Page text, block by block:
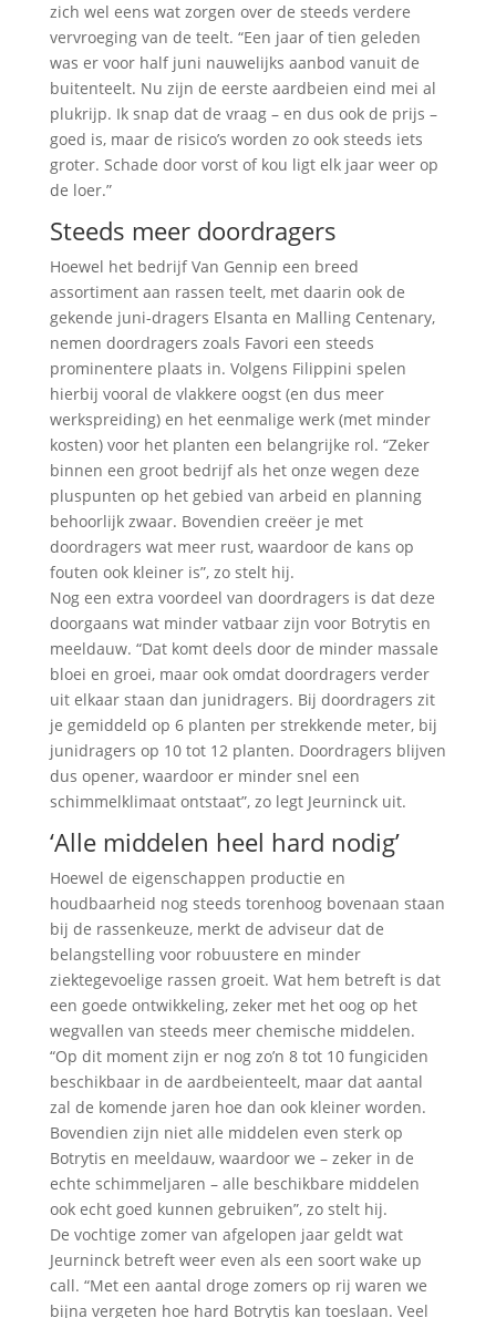
zich wel eens wat zorgen over de steeds verdere
vervroeging van de teelt. “Een jaar of tien geleden
was er voor half juni nauwelijks aanbod vanuit de
buitenteelt. Nu zijn de eerste aardbeien eind mei al
plukrijp. Ik snap dat de vraag – en dus ook de prijs –
goed is, maar de risico’s worden zo ook steeds iets
groter. Schade door vorst of kou ligt elk jaar weer op
de loer.”
Steeds meer doordragers
Hoewel het bedrijf Van Gennip een breed
assortiment aan rassen teelt, met daarin ook de
gekende juni-dragers Elsanta en Malling Centenary,
nemen doordragers zoals Favori een steeds
prominentere plaats in. Volgens Filippini spelen
hierbij vooral de vlakkere oogst (en dus meer
werkspreiding) en het eenmalige werk (met minder
kosten) voor het planten een belangrijke rol. “Zeker
binnen een groot bedrijf als het onze wegen deze
pluspunten op het gebied van arbeid en planning
behoorlijk zwaar. Bovendien creëer je met
doordragers wat meer rust, waardoor de kans op
fouten ook kleiner is”, zo stelt hij.
Nog een extra voordeel van doordragers is dat deze
doorgaans wat minder vatbaar zijn voor Botrytis en
meeldauw. “Dat komt deels door de minder massale
bloei en groei, maar ook omdat doordragers verder
uit elkaar staan dan junidragers. Bij doordragers zit
je gemiddeld op 6 planten per strekkende meter, bij
junidragers op 10 tot 12 planten. Doordragers blijven
dus opener, waardoor er minder snel een
schimmelklimaat ontstaat”, zo legt Jeurninck uit.
‘Alle middelen heel hard nodig’
Hoewel de eigenschappen productie en
houdbaarheid nog steeds torenhoog bovenaan staan
bij de rassenkeuze, merkt de adviseur dat de
belangstelling voor robuustere en minder
ziektegevoelige rassen groeit. Wat hem betreft is dat
een goede ontwikkeling, zeker met het oog op het
wegvallen van steeds meer chemische middelen.
“Op dit moment zijn er nog zo’n 8 tot 10 fungiciden
beschikbaar in de aardbeienteelt, maar dat aantal
zal de komende jaren hoe dan ook kleiner worden.
Bovendien zijn niet alle middelen even sterk op
Botrytis en meeldauw, waardoor we – zeker in de
echte schimmeljaren – alle beschikbare middelen
ook echt goed kunnen gebruiken”, zo stelt hij.
De vochtige zomer van afgelopen jaar geldt wat
Jeurninck betreft weer even als een soort wake up
call. “Met een aantal droge zomers op rij waren we
bijna vergeten hoe hard Botrytis kan toeslaan. Veel